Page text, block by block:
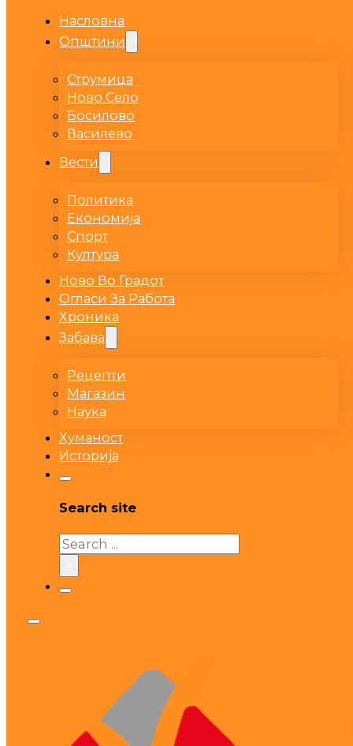
Насловна
Општини
Струмица
Ново Село
Босилово
Василево
Вести
Политика
Економија
Спорт
Култура
Ново Во Градот
Огласи За Работа
Хроника
Забава
Рецепти
Магазин
Наука
Хуманост
Историја
Search site
Search